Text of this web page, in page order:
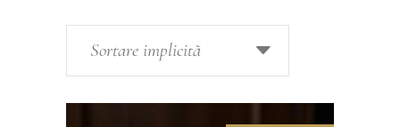
Sortare implicită